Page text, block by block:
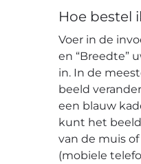
Hoe bestel
Voer in de
en “Breedte”
in. In de
beeld
een blauw
kunt het
van de muis
(mobiele